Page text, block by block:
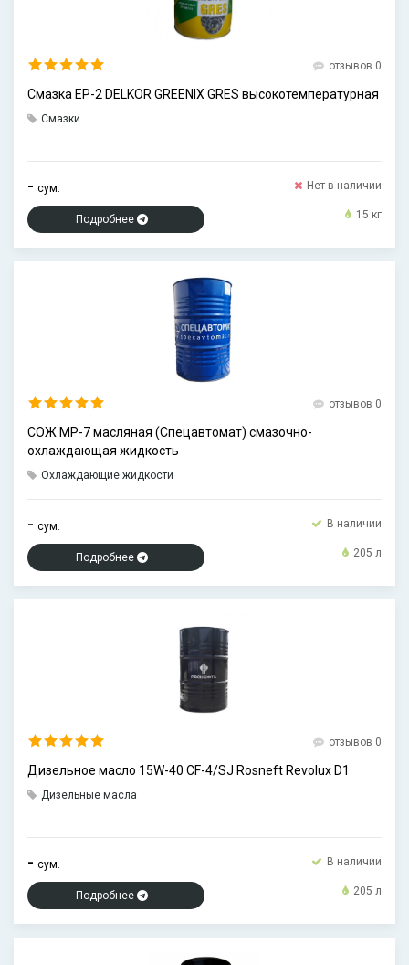
отзывов 0
Смазка EP-2 DELKOR GREENIX GRES высокотемпературная
Смазки
- сум. Нет в наличии
Подробнее 15 кг
отзывов 0
СОЖ МР-7 масляная (Спецавтомат) смазочно-
охлаждающая жидкость
Охлаждающие жидкости
- сум. В наличии
Подробнее 205 л
отзывов 0
Дизельное масло 15W-40 CF-4/SJ Rosneft Revolux D1
Дизельные масла
- сум. В наличии
Подробнее 205 л